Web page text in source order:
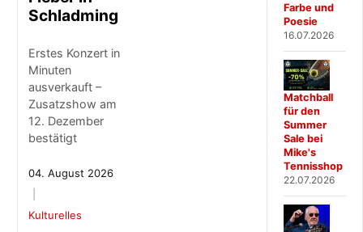
Schladming
Erstes Konzert in
Minuten
ausverkauft –
Zusatzshow am
12. Dezember
bestätigt
04. August 2026
Kulturelles
Farbe und
Poesie
16.07.2026
Matchball
für den
Summer
Sale bei
Mike's
Tennisshop
22.07.2026